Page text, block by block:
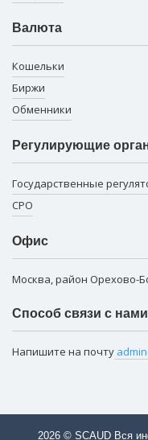
Валюта
Кошельки
Биржи
Обменники
Регулирующие
Государственные
СРО
Офис
Москва, район Орехово-
Способ связи с нами
Напишите на почту
2026 © SCAUD Вся